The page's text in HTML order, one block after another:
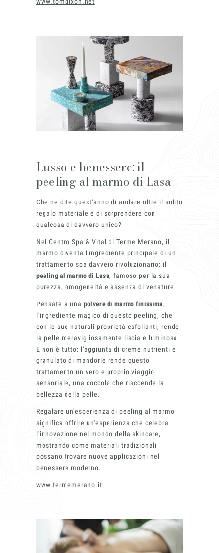
www.tomdixon.net
Lusso e benessere: il
peeling al marmo di Lasa
Che ne dite quest'anno di andare oltre il solito
regalo materiale e di sorprendere con
qualcosa di davvero unico?
Nel Centro Spa & Vital di Terme Merano, il
marmo diventa l'ingrediente principale di un
trattamento spa davvero rivoluzionario: il
peeling al marmo di Lasa, famoso per la sua
purezza, omogeneità e assenza di venature.
Pensate a una polvere di marmo finissima,
l'ingrediente magico di questo peeling, che
con le sue naturali proprietà esfolianti, rende
la pelle meravigliosamente liscia e luminosa.
E non è tutto: l'aggiunta di creme nutrienti e
granulato di mandorle rende questo
trattamento un vero e proprio viaggio
sensoriale, una coccola che riaccende la
bellezza della pelle.
Regalare un'esperienza di peeling al marmo
significa offrire un'esperienza che celebra
l'innovazione nel mondo della skincare,
mostrando come materiali tradizionali
possano trovare nuove applicazioni nel
benessere moderno.
www.termemerano.it
Italiano
English
progetto.
Vorrei un appuntamento per una
Consulenza Gratuita
Cognome
E-mail
Messaggio
Acconsento all'uso dei dati come da
indicazioni dellaPrivacy Policy